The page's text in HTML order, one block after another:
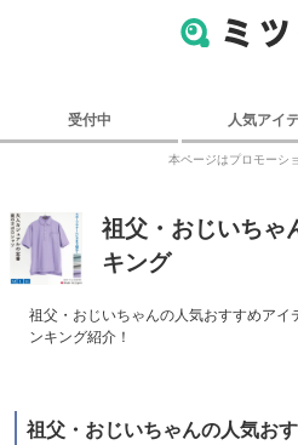
受付中 人気アイ
本ページはプロモーシ
祖父・おじいちゃ
キング
祖父・おじいちゃんの人気おすすめアイ
ンキング紹介！
祖父・おじいちゃんの人気お